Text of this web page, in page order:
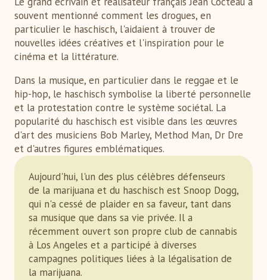
souvent mentionné comment les drogues, en
particulier le haschisch, l'aidaient à trouver de
nouvelles idées créatives et l'inspiration pour le
cinéma et la littérature.
Dans la musique, en particulier dans le reggae et le
hip-hop, le haschisch symbolise la liberté personnelle
et la protestation contre le système sociétal. La
popularité du haschisch est visible dans les œuvres
d'art des musiciens Bob Marley, Method Man, Dr Dre
et d'autres figures emblématiques.
Aujourd'hui, l'un des plus célèbres défenseurs
de la marijuana et du haschisch est Snoop Dogg,
qui n'a cessé de plaider en sa faveur, tant dans
sa musique que dans sa vie privée. Il a
récemment ouvert son propre club de cannabis
à Los Angeles et a participé à diverses
campagnes politiques liées à la légalisation de
la marijuana.